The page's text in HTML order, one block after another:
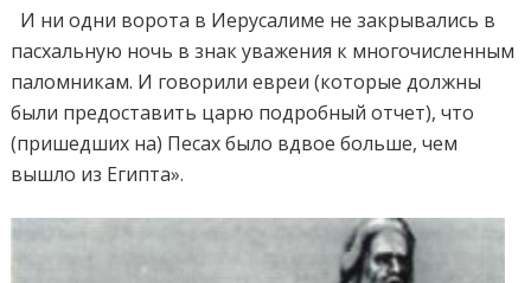
И ни одни ворота в Иерусалиме не закрывались в
пасхальную ночь в знак уважения к многочисленным
паломникам. И говорили евреи (которые должны
были предоставить царю подробный отчет), что
(пришедших на) Песах было вдвое больше, чем
вышло из Египта».